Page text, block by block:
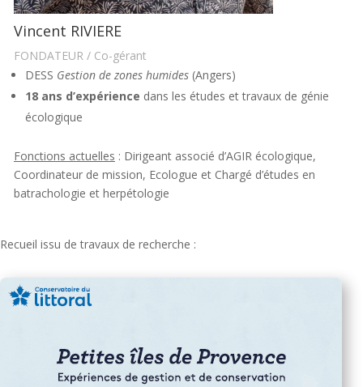
Vincent RIVIERE
FONDATEUR / Co-gérant
DESS Gestion de zones humides (Angers)
18 ans d’expérience dans les études et travaux de génie
écologique
Fonctions actuelles : Dirigeant associé d’AGIR écologique,
Coordinateur de mission, Ecologue et Chargé d’études en
batrachologie et herpétologie
Recueil issu de travaux de recherche :